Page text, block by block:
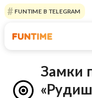
FUNTIME В TELEGRAM
Замки